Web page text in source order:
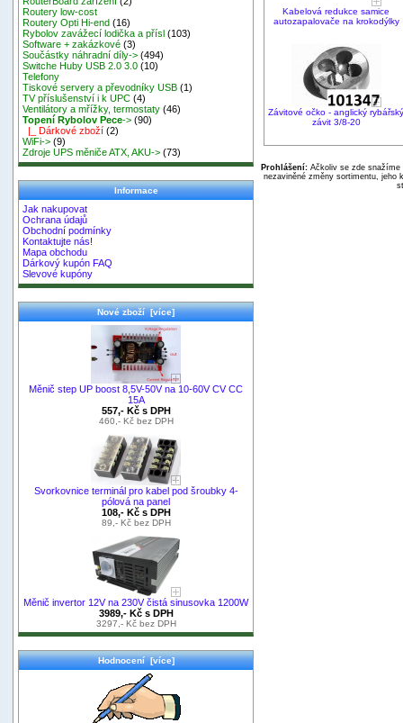
Routery low-cost
Routery Opti Hi-end (16)
Rybolov zavážecí lodička a přísl (103)
Software + zakázkové (3)
Součástky náhradní díly-> (494)
Switche Huby USB 2.0 3.0 (10)
Telefony
Tiskové servery a převodníky USB (1)
TV příslušenství i k UPC (4)
Ventilátory a mřížky, termostaty (46)
Topení Rybolov Pece-> (90)
|_ Dárkové zboží (2)
WiFi-> (9)
Zdroje UPS měniče ATX, AKU-> (73)
Informace
Jak nakupovat
Ochrana údajů
Obchodní podmínky
Kontaktujte nás!
Mapa obchodu
Dárkový kupón FAQ
Slevové kupóny
Nové zboží [více]
Měnič step UP boost 8,5V-50V na 10-60V CV CC
15A
557,- Kč s DPH
460,- Kč bez DPH
Svorkovnice terminál pro kabel pod šroubky 4-
pólová na panel
108,- Kč s DPH
89,- Kč bez DPH
Měnič invertor 12V na 230V čistá sinusovka 1200W
3989,- Kč s DPH
3297,- Kč bez DPH
Hodnocení [více]
Kabelová redukce samice
autozapalovače na krokodýlky
Závitové očko - anglický
závit 3/8-20
Prohlášení:Ačkoliv se zde snažíme
nezaviněné změny sortimentu, jeho